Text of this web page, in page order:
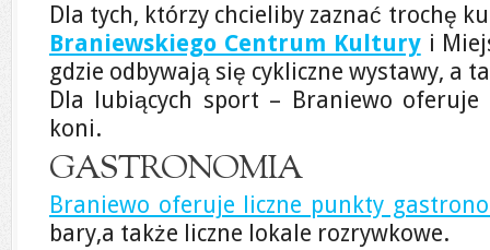
Dla tych, którzy chcieliby zaznać trochę
Braniewskiego Centrum Kulturyi
gdzie odbywają się cykliczne wystawy, a
Dla lubiących sport – Braniewo
koni.
GASTRONOMIA
Braniewo oferuje liczne punkty
bary,a także liczne lokale rozrywkowe.